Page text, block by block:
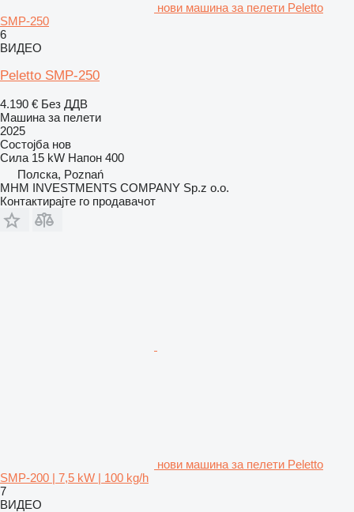
нови машина за пелети Peletto
SMP-250
6
ВИДЕО
Peletto SMP-250
4.190 € Без ДДВ
Машина за пелети
2025
Состојба нов
Сила 15 kW Напон 400
Полска, Poznań
MHM INVESTMENTS COMPANY Sp.z o.o.
Контактирајте го продавачот
нови машина за пелети Peletto
SMP-200 | 7,5 kW | 100 kg/h
7
ВИДЕО